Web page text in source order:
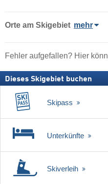
Orte am Skigebiet mehr
Fehler aufgefallen? Hier
Dieses Skigebiet buchen
Skipass
Unterkünfte
Skiverleih